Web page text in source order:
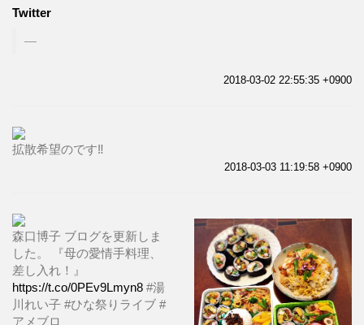
Twitter
2018-03-02 22:55:35 +0900
拡散希望のです‼️
2018-03-03 11:19:58 +0900
森口博子 ブログを更新しま
した。 『母の愛情手料理、
差し入れ！』
https://t.co/0PEv9Lmyn8 #湯
川れい子 #ひな祭りライブ #
アメブロ